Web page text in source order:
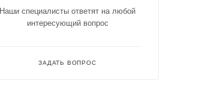
Наши специалисты ответят на любой
интересующий вопрос
ЗАДАТЬ ВОПРОС